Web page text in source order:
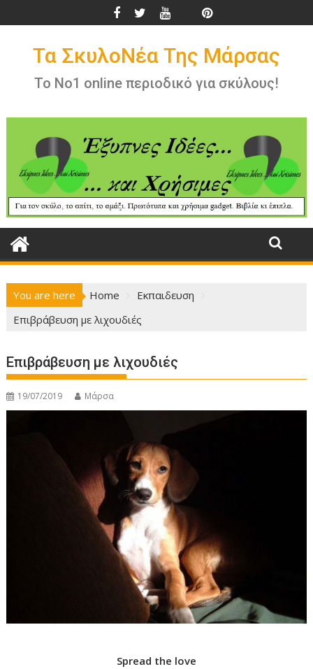
to
Τα ΣκυλοΝέα Της Μάρσας
Το Νο1 online περιοδικό για σκύλους!
You are here Home
Εκπαιδευση
Επιβράβευση με λιχουδιές
Επιβράβευση με λιχουδιές
19/07/2019 Μάρσα
Spread the love